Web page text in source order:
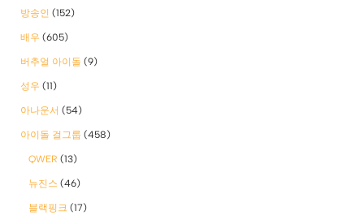
방송인 (152)
배우 (605)
버추얼 아이돌 (9)
성우 (11)
아나운서 (54)
아이돌 걸그룹 (458)
QWER (13)
뉴진스 (46)
블랙핑크 (17)